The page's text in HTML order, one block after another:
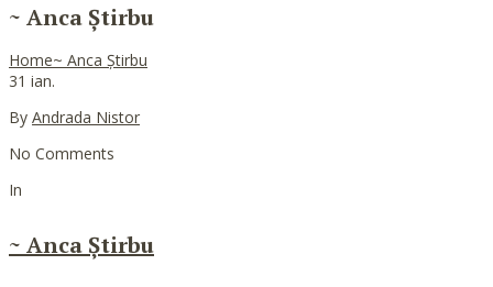
~ Anca Știrbu
Home~ Anca Știrbu
31 ian.
By Andrada Nistor
No Comments
In
~ Anca Știrbu